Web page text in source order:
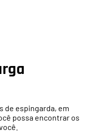
de espingarda, em
possa encontrar os